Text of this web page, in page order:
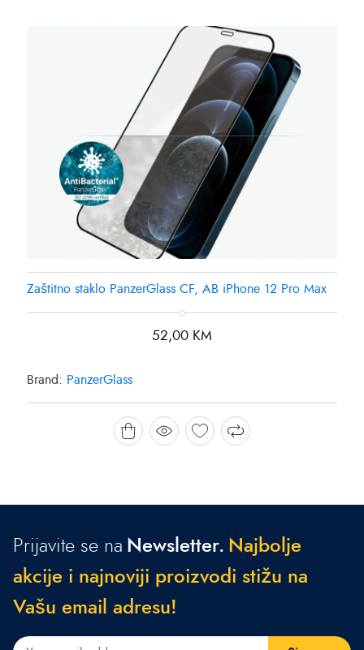
Zaštitno staklo PanzerGlass CF, AB iPhone 12 Pro Max
52,00 KM
Brand: PanzerGlass
Prijavite se na Newsletter. Naj bo je
a kcije i najnoviji proizvod i stižu na
Vašu emai ad resu!